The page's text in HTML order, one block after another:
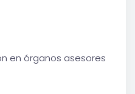
en órganos asesores